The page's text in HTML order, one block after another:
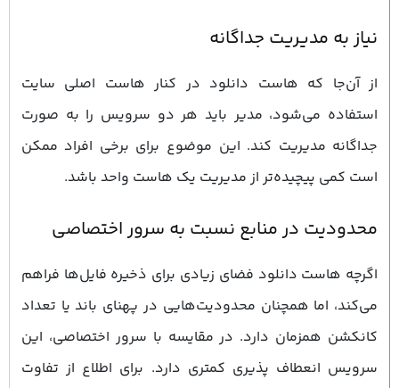
نیاز به مدیریت جداگانه
از آن‌جا که هاست دانلود در کنار هاست اصلی سایت
استفاده می‌شود، مدیر باید هر دو سرویس را به صورت
جداگانه مدیریت کند. این موضوع برای برخی افراد ممکن
است کمی پیچیده‌تر از مدیریت یک هاست واحد باشد.
محدودیت در منابع نسبت به سرور اختصاصی
اگرچه هاست دانلود فضای زیادی برای ذخیره فایل‌ها فراهم
می‌کند، اما همچنان محدودیت‌هایی در پهنای باند یا تعداد
کانکشن همزمان دارد. در مقایسه با سرور اختصاصی، این
سرویس انعطاف ‌پذیری کمتری دارد. برای اطلاع از تفاوت